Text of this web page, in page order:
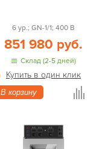
6 ур.; GN-1/1; 400 В
851 980 руб.
Склад (2-5 дней)
Купить в один клик
В корзину